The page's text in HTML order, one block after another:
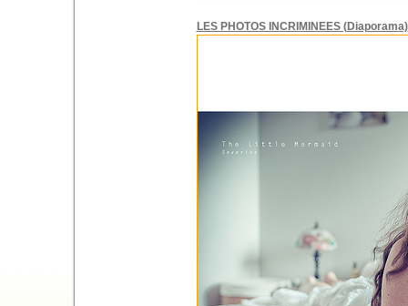
LES PHOTOS INCRIMINEES (Diaporama)